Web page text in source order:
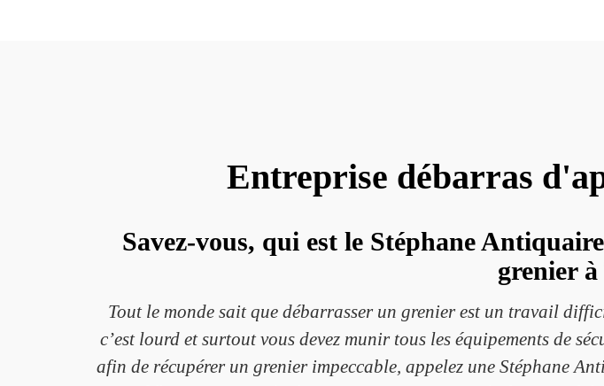
Entreprise débarras
Savez-vous, qui est le Stéphane
grenier
Tout le monde sait que débarrasser un grenier est un travail
c’est lourd et surtout vous devez munir tous les équipements de
afin de récupérer un grenier impeccable, appelez une Stéphane